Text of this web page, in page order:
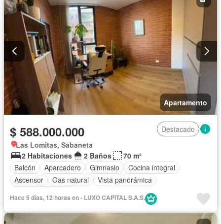
Apartamento
$ 588.000.000
Destacado
Las Lomitas, Sabaneta
2 Habitaciones
2 Baños
70 m²
Balcón
Aparcadero Gimnasio
Cocina integral
Ascensor
Gas natural
Vista panorámica
Hace 5 días, 12 horas en - LUXO CAPITAL S.A.S.